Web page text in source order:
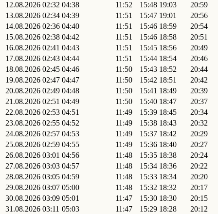
12.08.2026 02:32 04:38 11:52 15:48 19:03
20:59
13.08.2026 02:34 04:39 11:51 15:47 19:01
20:56
14.08.2026 02:36 04:40 11:51 15:46 18:59
20:54
15.08.2026 02:38 04:42 11:51 15:46 18:58
20:51
16.08.2026 02:41 04:43 11:51 15:45 18:56
20:49
17.08.2026 02:43 04:44 11:51 15:44 18:54
20:46
18.08.2026 02:45 04:46 11:50 15:43 18:52
20:44
19.08.2026 02:47 04:47 11:50 15:42 18:51
20:42
20.08.2026 02:49 04:48 11:50 15:41 18:49
20:39
21.08.2026 02:51 04:49 11:50 15:40 18:47
20:37
22.08.2026 02:53 04:51 11:49 15:39 18:45
20:34
23.08.2026 02:55 04:52 11:49 15:38 18:43
20:32
24.08.2026 02:57 04:53 11:49 15:37 18:42
20:29
25.08.2026 02:59 04:55 11:49 15:36 18:40
20:27
26.08.2026 03:01 04:56 11:48 15:35 18:38
20:24
27.08.2026 03:03 04:57 11:48 15:34 18:36
20:22
28.08.2026 03:05 04:59 11:48 15:33 18:34
20:20
29.08.2026 03:07 05:00 11:48 15:32 18:32
20:17
30.08.2026 03:09 05:01 11:47 15:30 18:30
20:15
31.08.2026 03:11 05:03 11:47 15:29 18:28 20:12